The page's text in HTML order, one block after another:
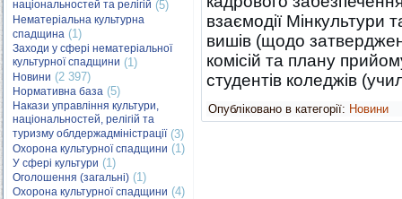
національностей та релігій (5)
Нематеріальна культурна
спадщина (1)
Заходи у сфері нематеріальної
культурної спадщини (1)
Новини (2 397)
Нормативна база (5)
Накази управління культури,
національностей, релігій та
туризму облдержадміністрації(3)
Охорона культурної спадщини (1)
У сфері культури (1)
Оголошення (загальні) (1)
Охорона культурної спадщини (4)
взаємодії Мінкультури
вишів (щодо
комісій та плану
студентів коледжів
Опубліковано в категорії: Новини